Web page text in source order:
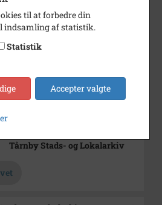
12 x 18
s/h positiv
Sogn (1000-2050)
Tårnby Stads- og Lokalarkiv
til at forbedre din
indsamling af statistik.
Statistik
Accepter valgte